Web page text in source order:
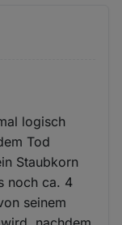
logisch
Tod
Staubkorn
noch ca. 4
seinem